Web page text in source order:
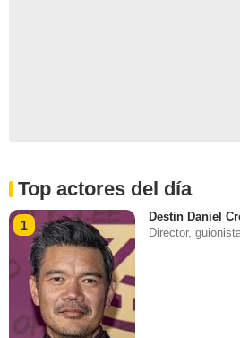
Top actores del día
1
Destin Daniel
Director,